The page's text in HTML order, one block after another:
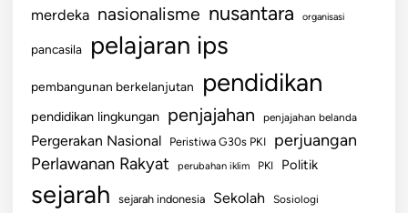
merdeka nasionalisme nusantara organisasi
pancasila pelajaran ips
pembangunan berkelanjutan pendidikan
pendidikan lingkungan penjajahan penjajahan belanda
Pergerakan Nasional Peristiwa G30s PKI perjuangan
Perlawanan Rakyat perubahan iklim PKI Politik
sejarah sejarah indonesia Sekolah Sosiologi